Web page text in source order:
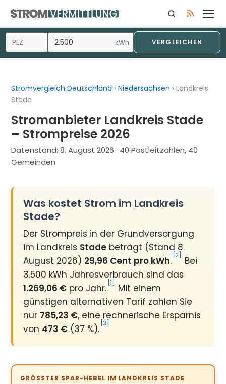
Inhalt
springen
kWh VERGLEICHEN
Stromvergleich Deutschland ›Niedersachsen ›Landkreis
Stade
Stromanbieter Landkreis Stade
– Strompreise 2026
Datenstand:8. August 2026 · 40 Postleitzahlen, 40
Gemeinden
Was kostet Strom im Landkreis
Stade?
Der Strompreis in der Grundversorgung
im Landkreis Stade beträgt (Stand 8.
August 2026) 29,96 Cent pro kWh. [2]
Bei
3.500 kWh Jahresverbrauch sind das
1.269,06 € pro Jahr. [1]
Mit einem
günstigen alternativen Tarif zahlen Sie
nur 785,23 €, eine rechnerische Ersparnis
von 473 € (37 %). [3]
GRÖSSTER SPAR-HEBEL IM LANDKREIS STADE